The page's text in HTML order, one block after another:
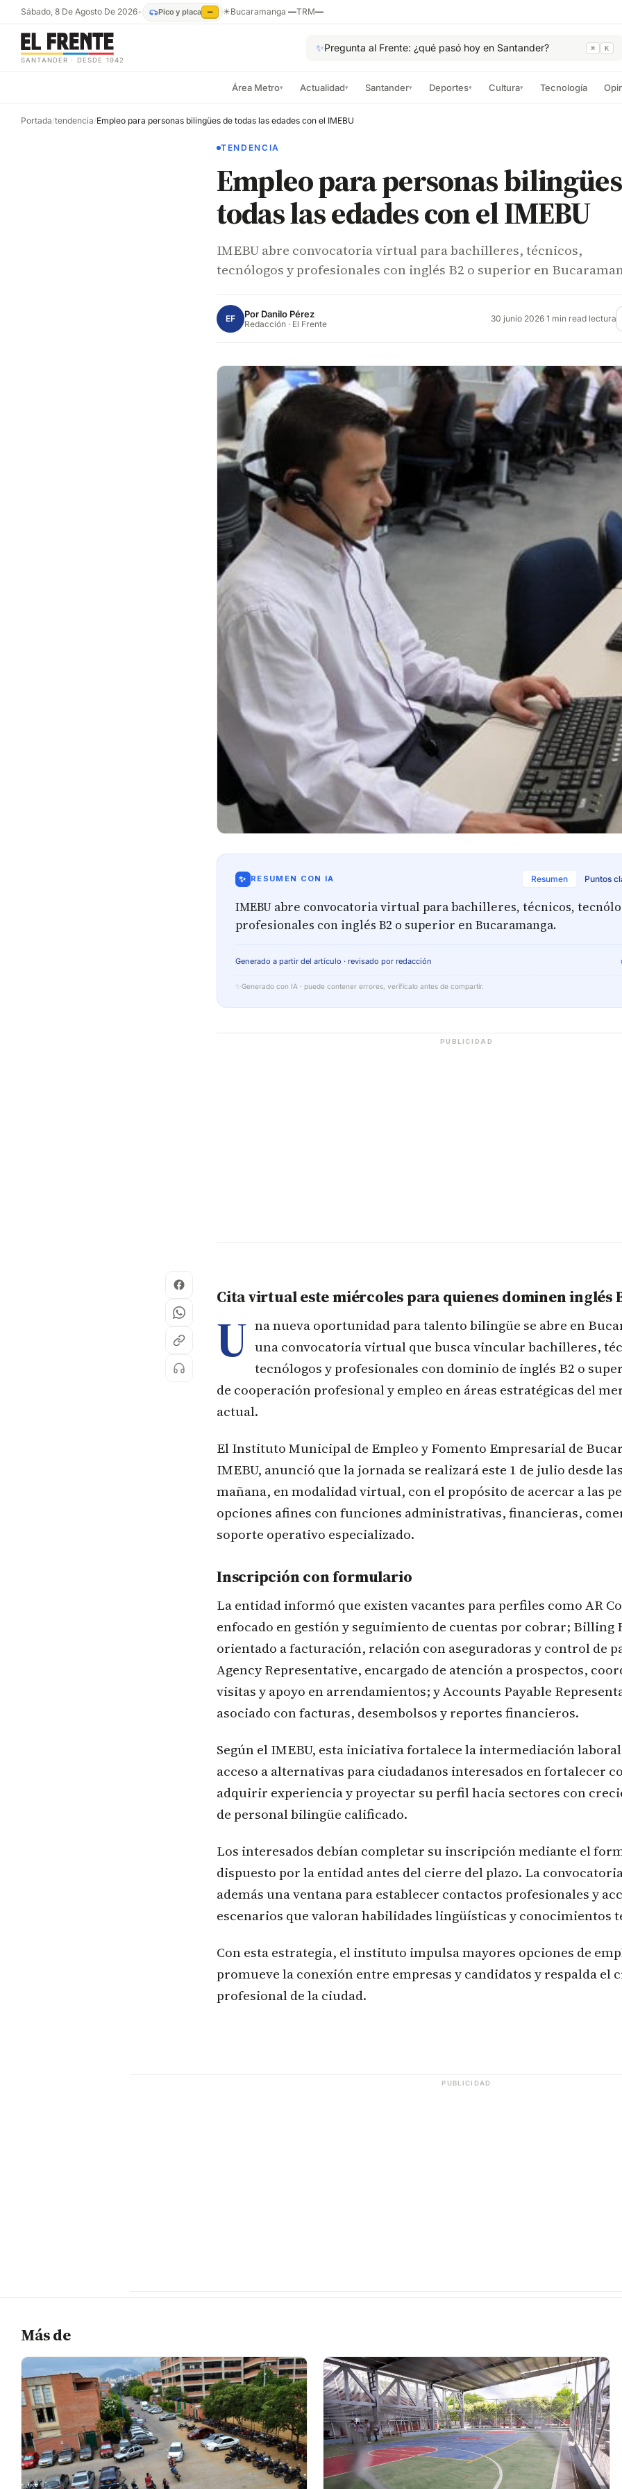
Sábado, 8 De Agosto De 2026• Pico y placa — ☀Bucaramanga—TRM—
SANTANDER · DESDE 1942
✨Pregunta al Frente: ¿qué pasó hoy en Santander? ⌘ K
Área Metro▾ Actualidad▾ Santander▾ Deportes▾ Cultura▾ Tecnología
Portada/tendencia/Empleo para personas bilingües de todas las edades con el IMEBU
TENDENCIA
Empleo para personas
todas las edades con el IMEBU
IMEBU abre convocatoria virtual para bachilleres, técnicos,
tecnólogos y profesionales con inglés B2 o superior en
EF Por Danilo Pérez
Redacción · El Frente 30 junio 2026·1 min read lectura
✨ RESUMEN CON IA Resumen Puntos
IMEBU abre convocatoria virtual para bachilleres, técnicos,
profesionales con inglés B2 o superior en Bucaramanga.
Generado a partir del artículo · revisado por redacción
✨ Generado con IA · puede contener errores, verifícalo antes de compartir.
PUBLICIDAD
Cita virtual este miércoles para quienes dominen inglés
U na nueva oportunidad para talento bilingüe se abre en
una convocatoria virtual que busca vincular bachilleres,
tecnólogos y profesionales con dominio de inglés B2 o
de cooperación profesional y empleo en áreas estratégicas del
actual.
El Instituto Municipal de Empleo y Fomento Empresarial de
IMEBU, anunció que la jornada se realizará este 1 de julio desde
mañana, en modalidad virtual, con el propósito de acercar a las
opciones afines con funciones administrativas, financieras,
soporte operativo especializado.
Inscripción con formulario
La entidad informó que existen vacantes para perfiles como AR
enfocado en gestión y seguimiento de cuentas por cobrar; Billing
orientado a facturación, relación con aseguradoras y control de
Agency Representative, encargado de atención a prospectos,
visitas y apoyo en arrendamientos; y Accounts Payable
asociado con facturas, desembolsos y reportes financieros.
Según el IMEBU, esta iniciativa fortalece la intermediación
acceso a alternativas para ciudadanos interesados en fortalecer
adquirir experiencia y proyectar su perfil hacia sectores con
de personal bilingüe calificado.
Los interesados debían completar su inscripción mediante el
dispuesto por la entidad antes del cierre del plazo. La
además una ventana para establecer contactos profesionales y
escenarios que valoran habilidades lingüísticas y conocimientos
Con esta estrategia, el instituto impulsa mayores opciones de
promueve la conexión entre empresas y candidatos y respalda el
profesional de la ciudad.
PUBLICIDAD
Más de